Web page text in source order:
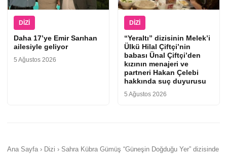
DIZI
Daha 17’ye Emir Sarıhan
ailesiyle geliyor
5 Ağustos 2026
DIZI
“Yeraltı” dizisinin Melek’i
Ülkü Hilal Çiftçi’nin
babası Ünal Çiftçi’den
kızının menajeri ve
partneri Hakan Çelebi
hakkında suç duyurusu
5 Ağustos 2026
Ana Sayfa › Dizi › Sahra Kübra Gümüş “Güneşin Doğduğu Yer” dizisinde